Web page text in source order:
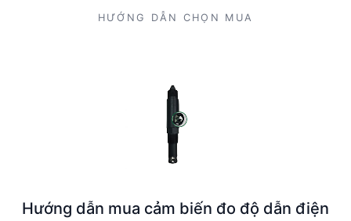
HƯỚNG DẪN CHỌN MUA
Hướng dẫn mua cảm biến đo độ dẫn điện